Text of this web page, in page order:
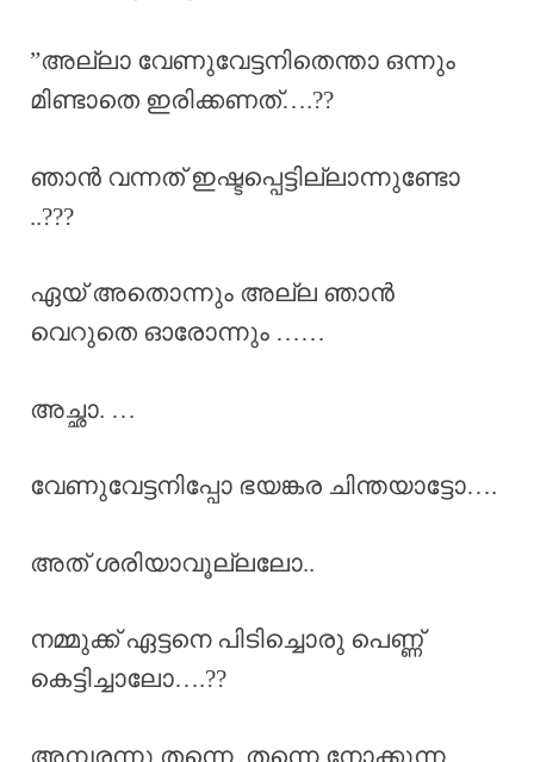
”അല്ലാ വേണുവേട്ടനിതെന്താ ഒന്നും
മിണ്ടാതെ ഇരിക്കണത്….??
ഞാൻ വന്നത് ഇഷ്ടപ്പെട്ടില്ലാന്നുണ്ടോ
..???
ഏയ് അതൊന്നും അല്ല ഞാൻ
വെറുതെ ഓരോന്നും ……
അച്ഛാ. …
വേണുവേട്ടനിപ്പോ ഭയങ്കര ചിന്തയാട്ടോ….
അത് ശരിയാവൂല്ലലോ..
നമ്മുക്ക് ഏട്ടനെ പിടിച്ചൊരു പെണ്ണ്
കെട്ടിച്ചാലോ….??
അമ്പരന്നു തന്നെ, തന്നെ നോക്കുന്ന